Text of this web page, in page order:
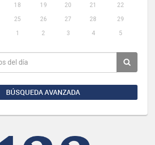
18 19 20 21
22
25 26 27 28
29
1 2 3 4 5
BÚSQUEDA AVANZADA